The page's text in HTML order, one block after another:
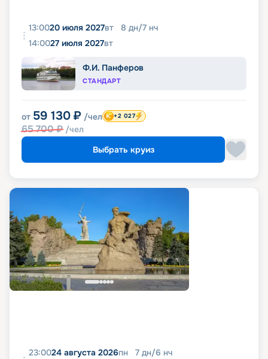
13:0020 июля 2027вт 8 дн/7 нч
14:0027 июля 2027вт
Ф.И. Панферов
СТАНДАРТ
от 59 130 ₽ /чел
65 700₽ /чел
+2 027
Выбрать круиз
23:0024 августа 2026пн 7 дн/6 нч